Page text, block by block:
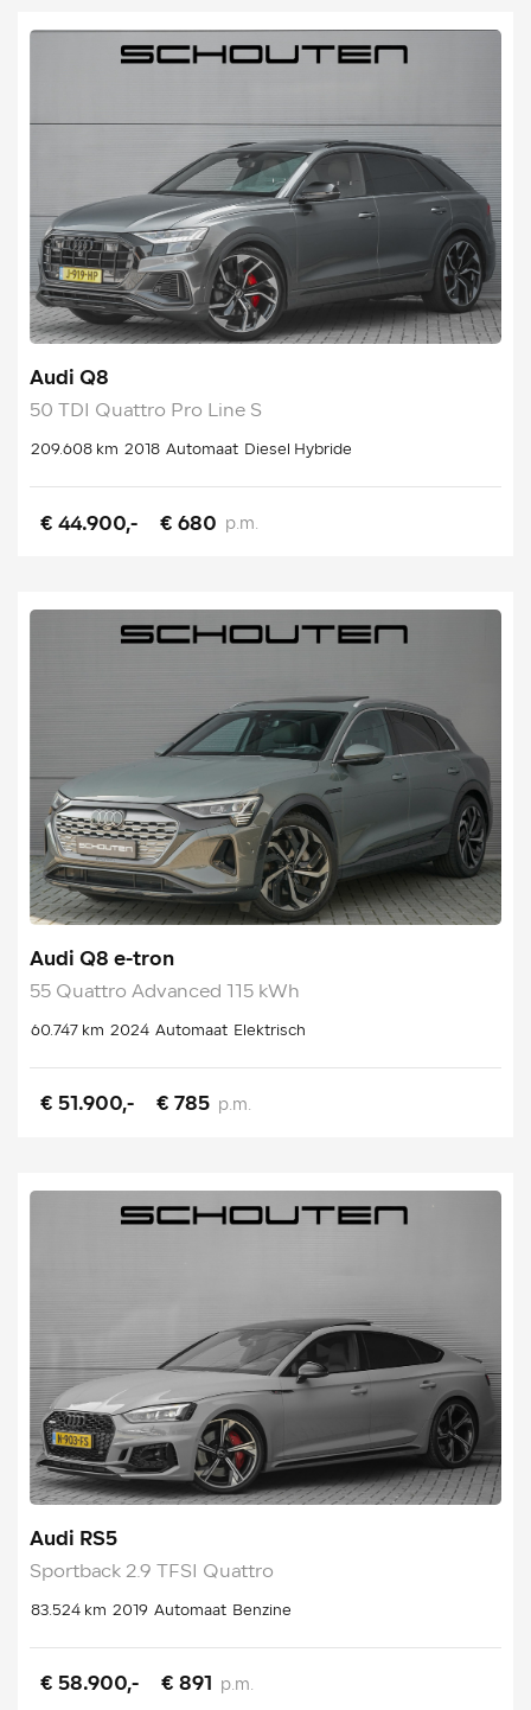
Audi Q8
50 TDI Quattro Pro Line S
209.608 km 2018 Automaat Diesel Hybride
€ 44.900,- € 680 p.m.
Audi Q8 e-tron
55 Quattro Advanced 115 kWh
60.747 km 2024 Automaat Elektrisch
€ 51.900,- € 785 p.m.
Audi RS5
Sportback 2.9 TFSI Quattro
83.524 km 2019 Automaat Benzine
€ 58.900,- € 891 p.m.